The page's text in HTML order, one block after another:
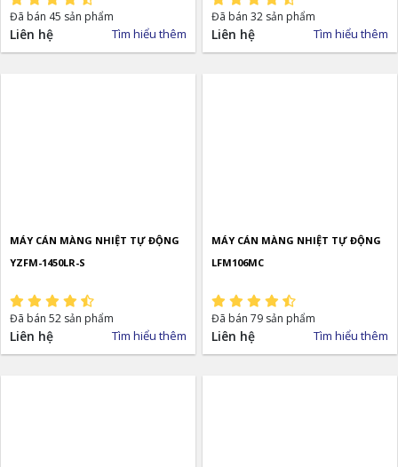
Đã bán 45 sản phẩm
Liên hệ Tìm hiểu thêm
Đã bán 32 sản phẩm
Liên hệ Tìm hiểu thêm
MÁY CÁN MÀNG NHIỆT TỰ ĐỘNG
YZFM-1450LR-S
Đã bán 52 sản phẩm
Liên hệ Tìm hiểu thêm
MÁY CÁN MÀNG NHIỆT TỰ ĐỘNG
LFM106MC
Đã bán 79 sản phẩm
Liên hệ Tìm hiểu thêm